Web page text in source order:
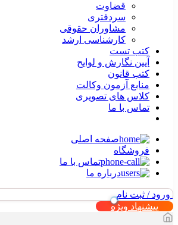
قضاوت
سردفتری
مشاوران حقوقی
کارشناسی ارشد
کتب تست
آیین نگارش و لوایح
کتب قانون
منابع آزمون وکالت
کلاس های تصویری
تماس با ما
صفحه اصلی
فروشگاه
تماس با ما
درباره ما
ورود / ثبت نام
پیشنهاد ویژه